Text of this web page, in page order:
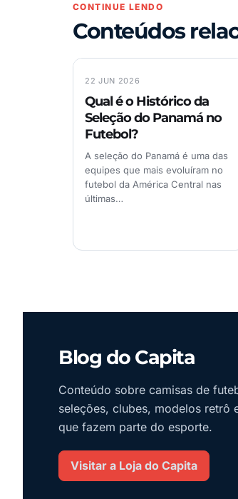
CONTINUE LENDO
Conteúdos
22 JUN 2026
Qual é o Histórico da
Seleção do Panamá no
Futebol?
A seleção do Panamá é uma das
equipes que mais evoluíram no
futebol da América Central nas
últimas…
Blog do Capita
Conteúdo sobre camisas de
seleções, clubes, modelos retrô
que fazem parte do esporte.
Visitar a Loja do Capita